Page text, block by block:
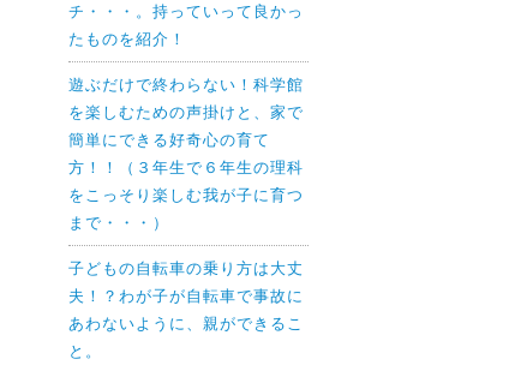
チ・・・。持っていって良かっ
たものを紹介！
遊ぶだけで終わらない！科学館
を楽しむための声掛けと、家で
簡単にできる好奇心の育て
方！！（３年生で６年生の理科
をこっそり楽しむ我が子に育つ
まで・・・）
子どもの自転車の乗り方は大丈
夫！？わが子が自転車で事故に
あわないように、親ができるこ
と。